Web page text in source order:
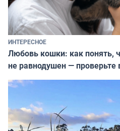
ИНТЕРЕСНОЕ
Любовь кошки: как понять,
не равнодушен — проверьте